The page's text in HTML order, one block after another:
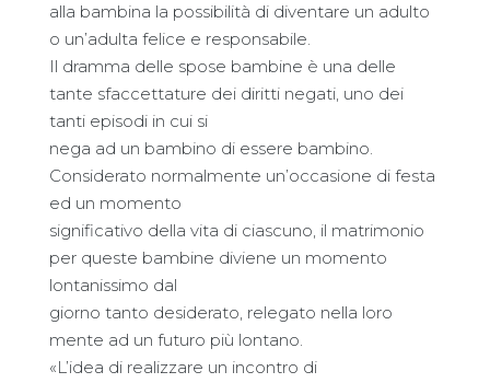
alla bambina la possibilità di diventare un adulto
o un’adulta felice e responsabile.
Il dramma delle spose bambine è una delle
tante sfaccettature dei diritti negati, uno dei
tanti episodi in cui si
nega ad un bambino di essere bambino.
Considerato normalmente un’occasione di festa
ed un momento
significativo della vita di ciascuno, il matrimonio
per queste bambine diviene un momento
lontanissimo dal
giorno tanto desiderato, relegato nella loro
mente ad un futuro più lontano.
«L’idea di realizzare un incontro di